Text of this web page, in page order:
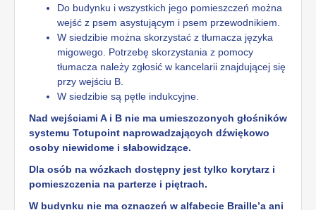
Do budynku i wszystkich jego pomieszczeń można
wejść z psem asystującym i psem przewodnikiem.
W siedzibie można skorzystać z tłumacza języka
migowego. Potrzebę skorzystania z pomocy
tłumacza należy zgłosić w kancelarii znajdującej się
przy wejściu B.
W siedzibie są pętle indukcyjne.
Nad wejściami A i B nie ma umieszczonych głośników
systemu Totupoint naprowadzających dźwiękowo
osoby niewidome i słabowidzące.
Dla osób na wózkach dostępny jest tylko korytarz i
pomieszczenia na parterze i piętrach.
W budynku nie ma oznaczeń w alfabecie Braille’a ani